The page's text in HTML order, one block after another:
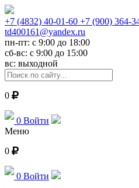
+7 (4832) 40-01-60 +7 (900) 364-
td400161@yandex.ru
пн-пт: с 9:00 до 18:00
сб-вс: с 9:00 до 15:00
вс: выходной
0
0 Войти
Меню
0
0 Войти